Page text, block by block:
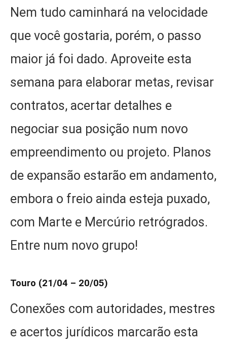
Nem tudo caminhará na velocidade
que você gostaria, porém, o passo
maior já foi dado. Aproveite esta
semana para elaborar metas, revisar
contratos, acertar detalhes e
negociar sua posição num novo
empreendimento ou projeto. Planos
de expansão estarão em andamento,
embora o freio ainda esteja puxado,
com Marte e Mercúrio retrógrados.
Entre num novo grupo!
Touro (21/04 – 20/05)
Conexões com autoridades, mestres
e acertos jurídicos marcarão esta